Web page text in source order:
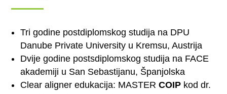
Tri godine postdiplomskog studija na DPU
Danube Private University u Kremsu, Austrija
Dvije godine postsdiplomskog studija na FACE
akademiji u San Sebastijanu, Španjolska
Clear aligner edukacija: MASTERCOIP kod dr.